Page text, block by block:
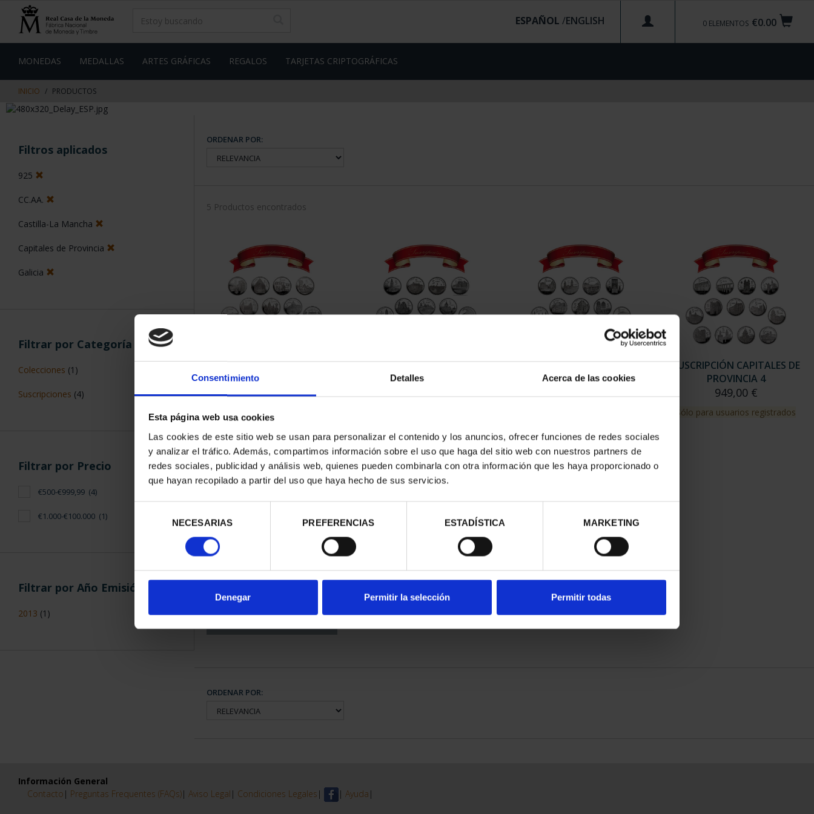
Consentimiento Detalles Acerca de las cookies
Esta página web usa cookies
Las cookies de este sitio web se usan para personalizar el contenido y los anuncios, ofrecer funciones de redes sociales
y analizar el tráfico. Además, compartimos información sobre el uso que haga del sitio web con nuestros partners de
redes sociales, publicidad y análisis web, quienes pueden combinarla con otra información que les haya proporcionado o
que hayan recopilado a partir del uso que haya hecho de sus servicios.
consentimiento
NECESARIAS PREFERENCIAS ESTADÍSTICA MARKETING
Denegar Permitir la selección Permitir todas
contenido
de
€0.00
0 ELEMENTOS
ESPAÑOL /
MONEDAS MEDALLAS ARTES GRÁFICAS REGALOS TARJETAS CRIPTOGRÁFICAS
INICIO PRODUCTOS
Filtros aplicados
925
CC.AA.
Castilla-La Mancha
Capitales de Provincia
Galicia
Filtrar por Categoría
Colecciones (1)
Suscripciones (4)
Filtrar por Precio
€500-€999,99 (4)
€1.000-€100.000 (1)
Filtrar por Año Emisión
2013 (1)
ORDENAR POR:
5 Productos encontrados
SUSCRIPCIÓN CAPITALES DE
PROVINCIA 1
949,00 €
Sólo para usuarios registrados
SUSCRIPCIÓN CAPITALES DE
PROVINCIA 2
949,00 €
SUSCRIPCIÓN CAPITALES DE
PROVINCIA 3
949,00 €
SUSCRIPCIÓN CAPITALES DE
PROVINCIA 4
949,00 €
Sólo para usuarios registrados
COLECCION COMPLET...
3.796,00 €
ORDENAR POR:
Información General
Contacto | Preguntas Frequentes (FAQs)| Aviso Legal | Condiciones Legales | | Ayuda |